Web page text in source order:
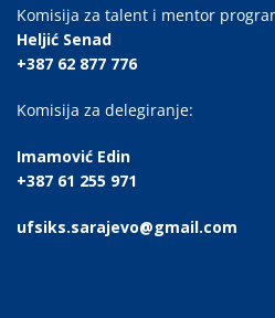
Komisija za talent i mentor
Heljić Senad
+387 62 877 776
Komisija za delegiranje:
Imamović Edin
+387 61 255 971
ufsiks.sarajevo@gmail.com